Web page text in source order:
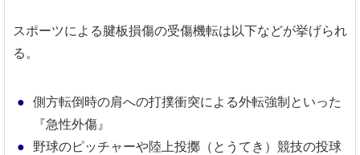
スポーツによる腱板損傷の受傷機転は以下などが挙げられ
る。
側方転倒時の肩への打撲衝突による外転強制といった
『急性外傷』
野球のピッチャーや陸上投擲（とうてき）競技の投球